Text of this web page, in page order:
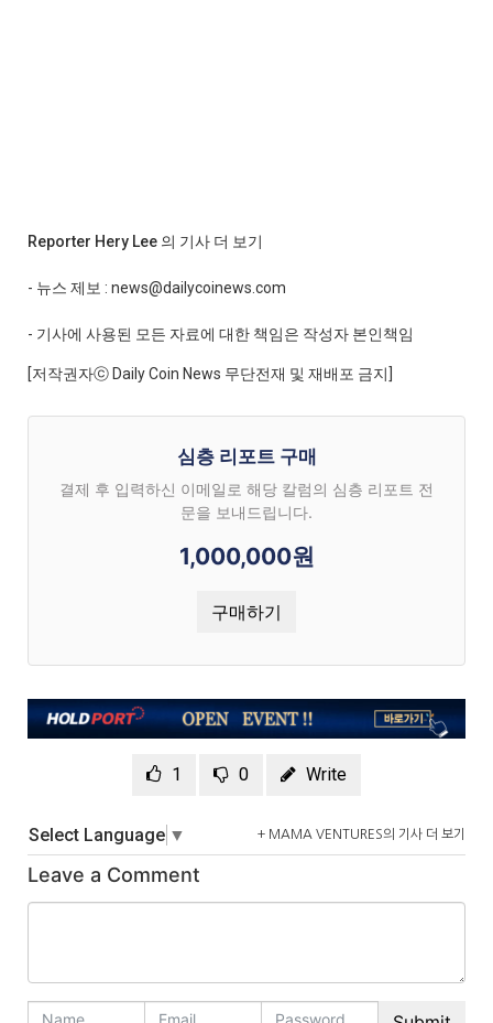
Reporter Hery Lee 의 기사 더 보기
- 뉴스 제보 : news@dailycoinews.com
- 기사에 사용된 모든 자료에 대한 책임은 작성자 본인책임
[저작권자ⓒ Daily Coin News 무단전재 및 재배포 금지]
심층 리포트 구매
결제 후 입력하신 이메일로 해당 칼럼의 심층 리포트 전
문을 보내드립니다.
1,000,000원
구매하기
1 0 Write
Select Language ▼ + MAMA VENTURES의 기사 더 보기
Leave a Comment